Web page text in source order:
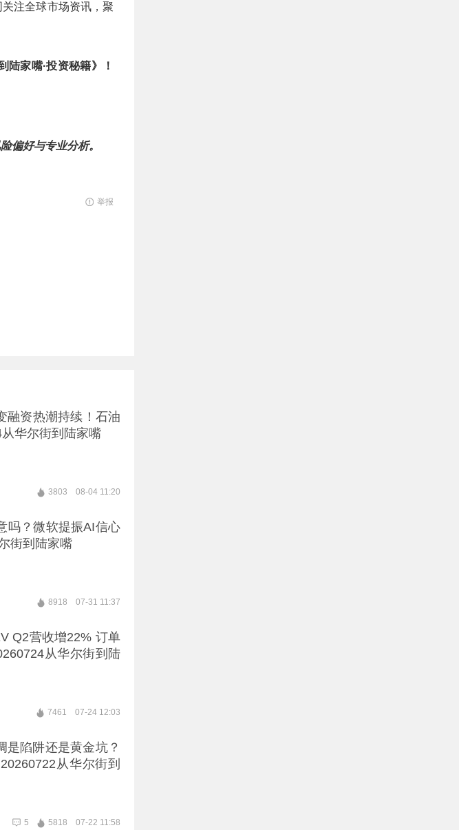
注全球市场资讯，聚
家嘴·投资秘籍》！
偏好与专业分析。
举报
融资热潮持续！石油
华尔街到陆家嘴
3803 08-04 11:20
吗？微软提振AI信心
街到陆家嘴
8918 07-31 11:37
Q2营收增22% 订单
从华尔街到陆
7461 07-24 12:03
是陷阱还是黄金坑？
从华尔街到
5 5818 07-22 11:58